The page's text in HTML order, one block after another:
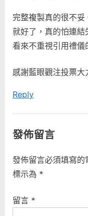
完整複製真的很不
就好了，真的怕連結
看來不重視引用禮儀
感謝藍眼觀注投票大
Reply
發佈留言
發佈留言必須填寫的
標示為 *
留言 *